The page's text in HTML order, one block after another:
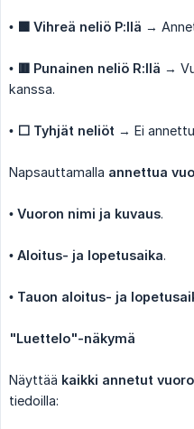
• 🟩 Vihreä neliö P:llä →
• 🟥 Punainen neliö R:llä →
kanssa.
• ⬜ Tyhjät neliöt → Ei
Napsauttamalla annettua
• Vuoron nimi ja kuvaus.
• Aloitus- ja lopetusaika.
• Tauon aloitus- ja
"Luettelo"-näkymä
Näyttää kaikki annetut
tiedoilla: